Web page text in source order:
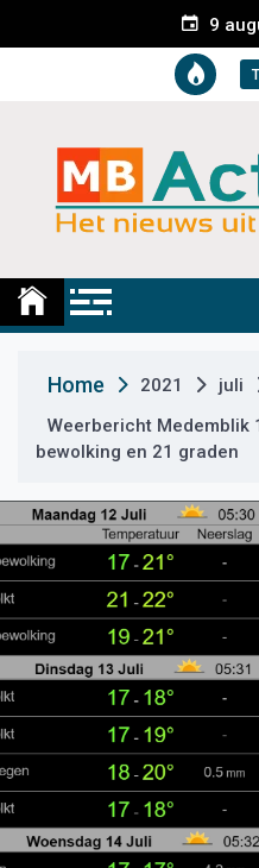
e
t
9
Medemblik
Home 2021 juli
Weerbericht Medemblik
bewolking en 21 graden